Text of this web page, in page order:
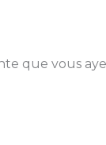
que vous